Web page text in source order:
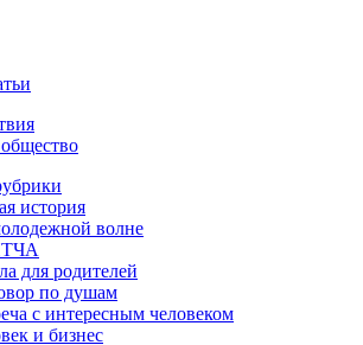
история
волне
для родителей
по душам
с интересным человеком
и бизнес